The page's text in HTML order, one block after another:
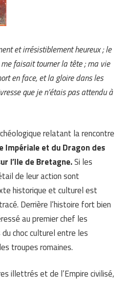
et irrésistiblement heureux ; le
faisait tourner la tête ; ma vie
en face, et la gloire dans les
que je n’étais pas attendu à
relatant la rencontre
Impériale et du Dragon des
l’Ile de Bretagne.Si les
de leur action sont
historique et culturel est
Derrière l’histoire fort bien
au premier chef les
choc culturel entre les
troupes romaines.
illettrés et de l’Empire civilisé,